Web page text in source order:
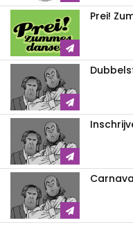
Prei!